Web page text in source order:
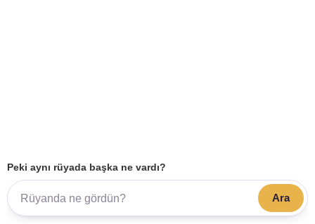
Peki aynı rüyada başka ne vardı?
Ara